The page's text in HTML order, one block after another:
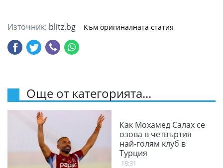
Източник: blitz.bg Към оригиналната статия
Още от категорията...
Как Мохамед Салах се
озова в четвъртия
най-голям клуб в
Турция
18:31